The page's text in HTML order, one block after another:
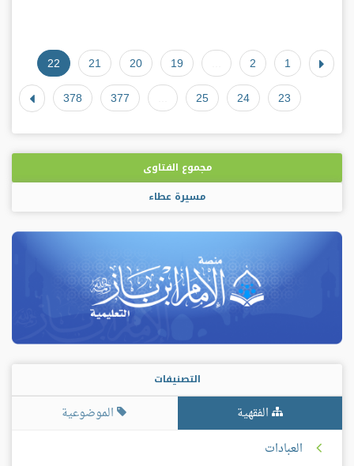
1
2
19
20
21
22
23
24
25
377
378
مجموع الفتاوى
مسيرة عطاء
التصنيفات
الفقهية
الموضوعية
العبادات